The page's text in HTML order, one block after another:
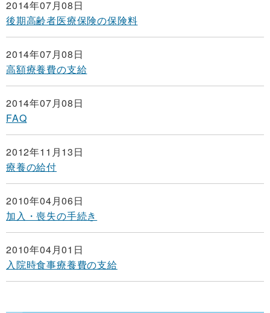
2014年07月08日
後期高齢者医療保険の保険料
2014年07月08日
高額療養費の支給
2014年07月08日
FAQ
2012年11月13日
療養の給付
2010年04月06日
加入・喪失の手続き
2010年04月01日
入院時食事療養費の支給